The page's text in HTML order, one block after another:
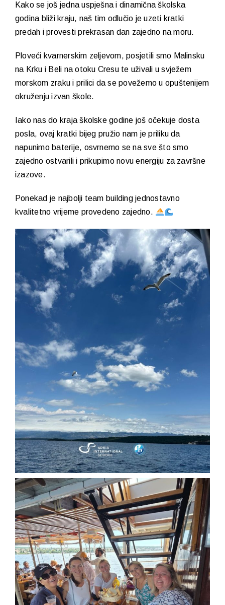
Kako se još jedna uspješna i dinamična školska
godina bliži kraju, naš tim odlučio je uzeti kratki
predah i provesti prekrasan dan zajedno na moru.
Ploveći kvarnerskim zeljevom, posjetili smo Malinsku
na Krku i Beli na otoku Cresu te uživali u svježem
morskom zraku i prilici da se povežemo u opuštenijem
okruženju izvan škole.
Iako nas do kraja školske godine još očekuje dosta
posla, ovaj kratki bijeg pružio nam je priliku da
napunimo baterije, osvrnemo se na sve što smo
zajedno ostvarili i prikupimo novu energiju za završne
izazove.
Ponekad je najbolji team building jednostavno
kvalitetno vrijeme provedeno zajedno.